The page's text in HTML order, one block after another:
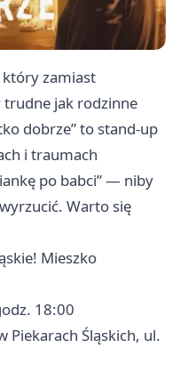
zamiast
jak rodzinne
dobrze” to stand-up
i traumach
po babci” — niby
Warto się
Mieszko
18:00
Piekarach Śląskich, ul.